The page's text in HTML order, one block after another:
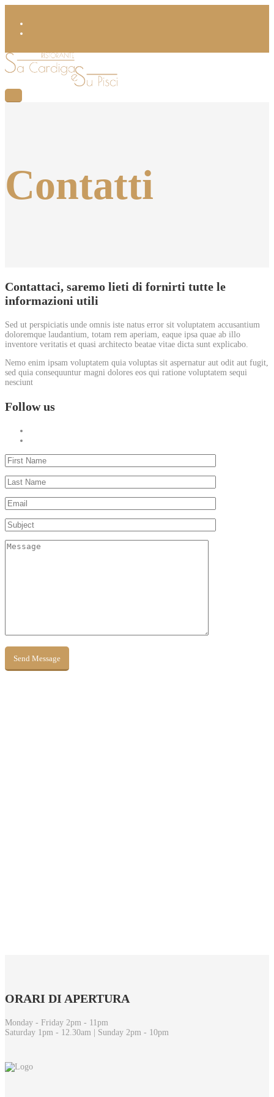
Contatti
Contattaci, saremo lieti di fornirti tutte le
informazioni utili
Sed ut perspiciatis unde omnis iste natus error sit voluptatem accusantium
doloremque laudantium, totam rem aperiam, eaque ipsa quae ab illo
inventore veritatis et quasi architecto beatae vitae dicta sunt explicabo.
Nemo enim ipsam voluptatem quia voluptas sit aspernatur aut odit aut fugit,
sed quia consequuntur magni dolores eos qui ratione voluptatem sequi
nesciunt
Follow us
ORARI DI APERTURA
Monday - Friday 2pm - 11pm
Saturday 1pm - 12.30am | Sunday 2pm - 10pm